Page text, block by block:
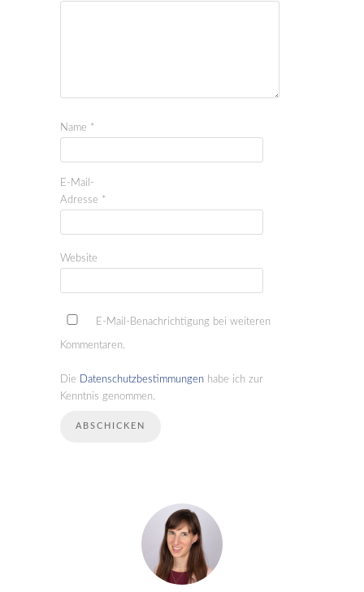
Name *
E-Mail-
Adresse *
Website
E-Mail-Benachrichtigung bei weiteren
Kommentaren.
Die Datenschutzbestimmungen habe ich zur
Kenntnis genommen.